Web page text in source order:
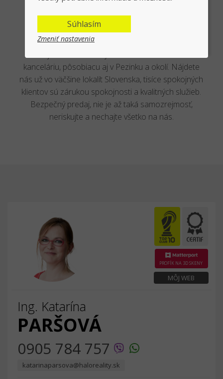
Profesionáli v realitách v Pezinku a
okolí
Nechajte realitné služby na celoslovenskú realitnú
kanceláriu, pôsobiacu aj v Pezinku a okolí. Nájdete
nás už vo väčšine lokalít Slovenska, tisíce spokojných
klientov sú zárukou spokojnosti a kvalitných služieb.
Bezpečný predaj, nie je až taká samozrejmosť,
neriskujte a nechajte všetko na nás.
MÔJ WEB
PROFÍK NA 3D SKENY
Ing. Katarína
PARŠOVÁ
0905 784 757
katarinaparsova@haloreality.sk
Súhlasím
Zmeniť nastavenia